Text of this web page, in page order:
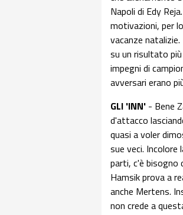
Napoli di Edy
motivazioni, per
vacanze
su un risultato
impegni di
avversari erano
GLI 'INN' - Bene
d'attacco
quasi a voler
sue veci. Incolore
parti, c'è bisogno
Hamsik prova a
anche Mertens.
non crede a